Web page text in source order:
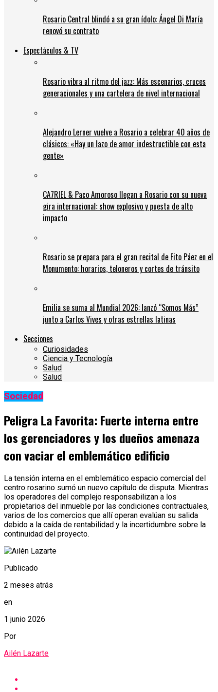
Rosario Central blindó a su gran ídolo: Ángel Di María
renovó su contrato
Espectáculos & TV
Rosario vibra al ritmo del jazz: Más escenarios, cruces
generacionales y una cartelera de nivel internacional
Alejandro Lerner vuelve a Rosario a celebrar 40 años de
clásicos: «Hay un lazo de amor indestructible con esta
gente»
CA7RIEL & Paco Amoroso llegan a Rosario con su nueva
gira internacional: show explosivo y puesta de alto
impacto
Rosario se prepara para el gran recital de Fito Páez en el
Monumento: horarios, teloneros y cortes de tránsito
Emilia se suma al Mundial 2026: lanzó “Somos Más”
junto a Carlos Vives y otras estrellas latinas
Secciones
Curiosidades
Ciencia y Tecnología
Salud
Salud
Sociedad
Peligra La Favorita: Fuerte interna entre
los gerenciadores y los dueños amenaza
con vaciar el emblemático edificio
La tensión interna en el emblemático espacio comercial del
centro rosarino sumó un nuevo capítulo de disputa. Mientras
los operadores del complejo responsabilizan a los
propietarios del inmueble por las condiciones contractuales,
varios de los comercios que allí operan evalúan su salida
debido a la caída de rentabilidad y la incertidumbre sobre la
continuidad del proyecto.
Publicado
2 meses atrás
en
1 junio 2026
Por
Ailén Lazarte